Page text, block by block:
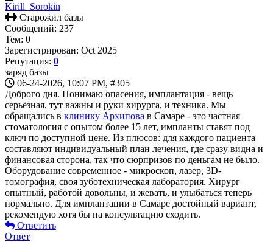
Kirill_Sorokin
Старожил базы
Сообщений: 237
Тем: 0
Зарегистрирован: Oct 2025
Репутация: 0
заряд базы
06-24-2026, 10:07 PM, #305
Доброго дня. Понимаю опасения, имплантация - вещь
серьёзная, тут важны и руки хирурга, и техника. Мы
обращались в клинику Архипова в Самаре - это частная
стоматология с опытом более 15 лет, импланты ставят под
ключ по доступной цене. Из плюсов: для каждого пациента
составляют индивидуальный план лечения, где сразу видна и
финансовая сторона, так что сюрпризов по деньгам не было.
Оборудование современное - микроскоп, лазер, 3D-
томография, своя зуботехническая лаборатория. Хирург
опытный, работой довольны, и жевать, и улыбаться теперь
нормально. Для имплантации в Самаре достойный вариант,
рекомендую хотя бы на консультацию сходить.
Ответить
Ответ